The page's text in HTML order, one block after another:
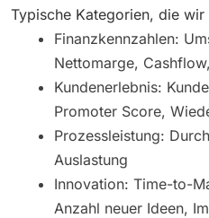
Typische Kategorien, die
Finanzkennzahlen:
Nettomarge,
Kundenerlebnis:
Promoter Score,
Prozessleistung:
Auslastung
Innovation: Time-to-
Anzahl neuer Ideen,